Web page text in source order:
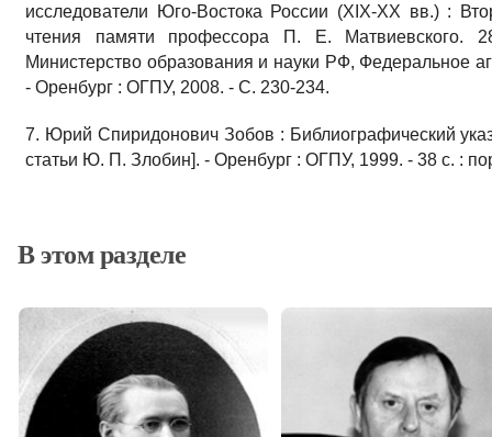
исследователи Юго-Востока России (XIX-XX вв.) :
чтения памяти профессора П. Е. Матвиевского.
Министерство образования и науки РФ, Федеральное
- Оренбург : ОГПУ, 2008. - С. 230-234.
7. Юрий Спиридонович Зобов : Библиографический
статьи Ю. П. Злобин]. - Оренбург : ОГПУ, 1999. - 38 с. :
В этом разделе